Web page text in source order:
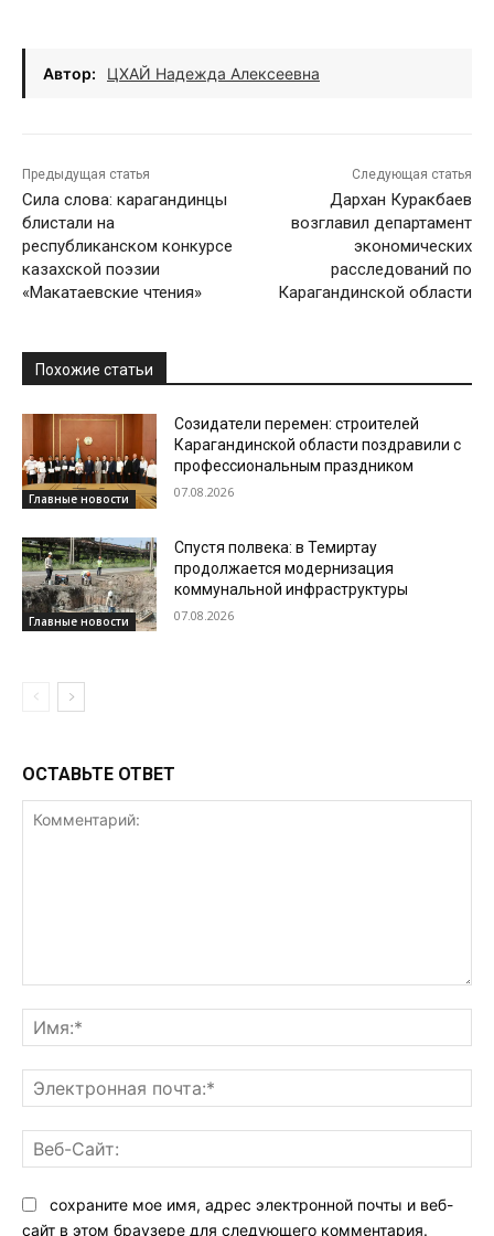
Автор: ЦХАЙ Надежда Алексеевна
Предыдущая статья
Сила слова: карагандинцы
блистали на
республиканском конкурсе
казахской поэзии
«Макатаевские чтения»
Следующая статья
Дархан Куракбаев
возглавил департамент
экономических
расследований по
Карагандинской области
Похожие статьи
Главные новости
Созидатели перемен: строителей
Карагандинской области поздравили с
профессиональным праздником
07.08.2026
Главные новости
Спустя полвека: в Темиртау
продолжается модернизация
коммунальной инфраструктуры
07.08.2026
ОСТАВЬТЕ ОТВЕТ
сохраните мое имя, адрес электронной почты и веб-
сайт в этом браузере для следующего комментария.